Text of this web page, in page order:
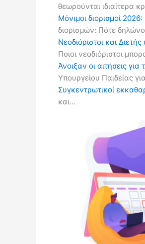
θεωρούνται ιδιαίτερα
Μόνιμοι διορισμοί
διορισμών: Πότε
Νεοδιόριστοι και
Ποιοι νεοδιόριστοι
Άνοιξαν οι αιτήσεις
Υπουργείου Παιδείας
Συγκεντρωτικοί
και…